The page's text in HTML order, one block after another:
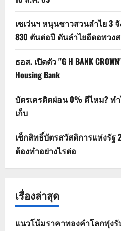
เซเว่นฯ หนุนชาวสวนลำไย 3
830 ตันต่อปี ดันลำไยอีดอพวง
ธอส. เปิดตัว "G H BANK
Housing Bank
บัตรเครดิตผ่อน 0% ดีไหม? ท
เก็บ
เช็กสิทธิ์บัตรสวัสดิการแห่งรัฐ
ต้องทำอย่างไรต่อ
เรื่องล่าสุด
แนวโน้มราคาทองคำโลกพุ่ง